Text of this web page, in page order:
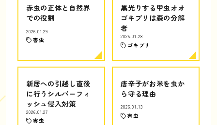
赤虫の正体と自然界
での役割
2026.01.29
害虫
黒光りする甲虫オオ
ゴキブリは森の分解
者
2026.01.28
ゴキブリ
新居への引越し直後
に行うシルバーフィ
ッシュ侵入対策
2026.01.27
害虫
唐辛子がお米を虫か
ら守る理由
2026.01.13
害虫